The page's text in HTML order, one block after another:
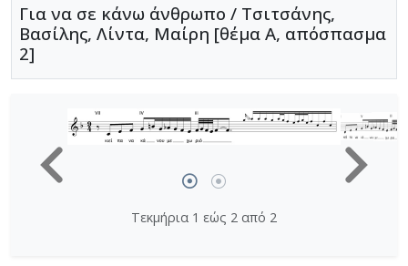
Για να σε κάνω άνθρωπο / Τσιτσάνης,
Βασίλης, Λίντα, Μαίρη [θέμα Α, απόσπασμα
2]
Τεκμήρια 1 εώς 2 από 2